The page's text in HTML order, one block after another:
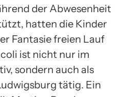
der Abwesenheit
hatten die Kinder
Fantasie freien Lauf
ist nicht nur im
sondern auch als
tätig. Ein